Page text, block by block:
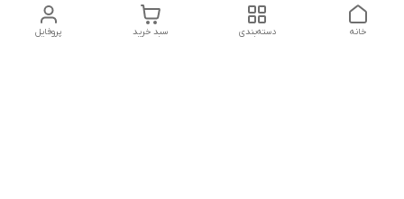
پروفایل سبد خرید دسته‌بندی خانه